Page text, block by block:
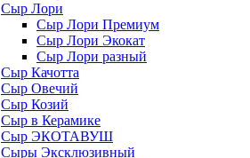
Сыр Лори
Сыр Лори Премиум
Сыр Лори Экокат
Сыр Лори разный
Сыр Качотта
Сыр Овечий
Сыр Козий
Сыр в Керамике
Сыр ЭКОТАВУШ
Сыры Эксклюзивный